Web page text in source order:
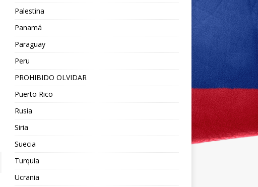
Palestina
Panamá
Paraguay
Peru
PROHIBIDO OLVIDAR
Puerto Rico
Rusia
Siria
Suecia
Turquia
Ucrania